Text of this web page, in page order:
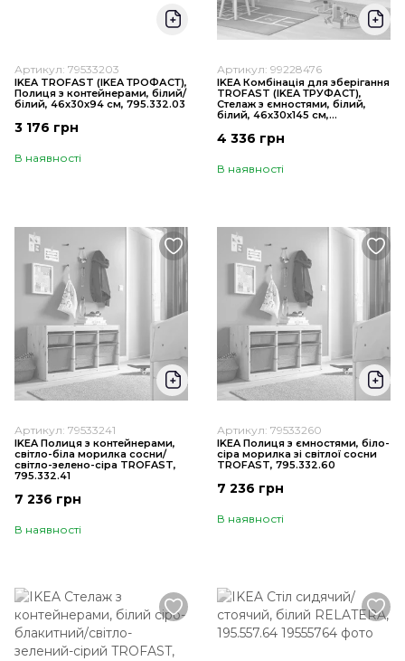
Артикул: 79533203
IKEA TROFAST (ІKEA ТРОФАСТ),
Полиця з контейнерами, білий/
білий, 46х30х94 см, 795.332.03
3 176 грн
В наявності
Артикул: 99228476
IKEA Комбінація для зберігання
TROFAST (ІKEA ТРУФАСТ),
Стелаж з ємностями, білий,
білий, 46x30x145 см,
4 336 грн
В наявності
Артикул: 79533241
IKEA Полиця з контейнерами,
світло-біла морилка сосни/
світло-зелено-сіра TROFAST,
795.332.41
7 236 грн
В наявності
Артикул: 79533260
IKEA Полиця з ємностями, біло-
сіра морилка зі світлої сосни
TROFAST, 795.332.60
7 236 грн
В наявності